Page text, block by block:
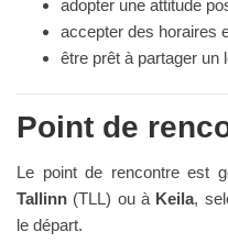
adopter une attitude
accepter des horaires
être prêt à partager un
Point de
Le point de rencontre est
Tallinn (TLL) ou à Keila,
le départ.